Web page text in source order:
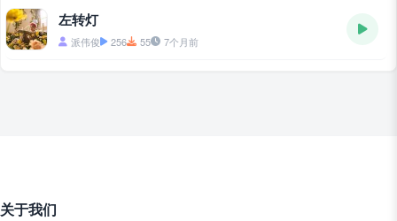
左转灯
派伟俊 256 55 7个月前
关于我们